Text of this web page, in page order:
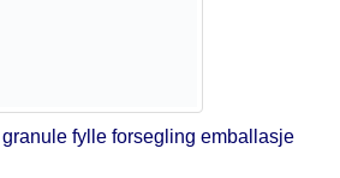
fylle forsegling emballasje